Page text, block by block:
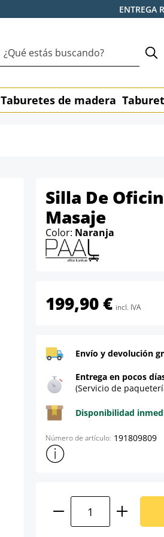
ENTREGA
Taburetes de madera
Silla De
Masaje
Color: Naranja
199,90 € incl. IVA
Envío y devolución
Entrega en pocos
(Servicio de
Disponibilidad
Número de artículo: 191809809
Mostrar más información
Cantidad del